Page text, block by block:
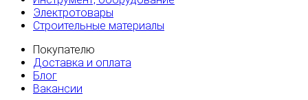
Электротовары
Строительные материалы
Покупателю
Доставка и оплата
Блог
Вакансии